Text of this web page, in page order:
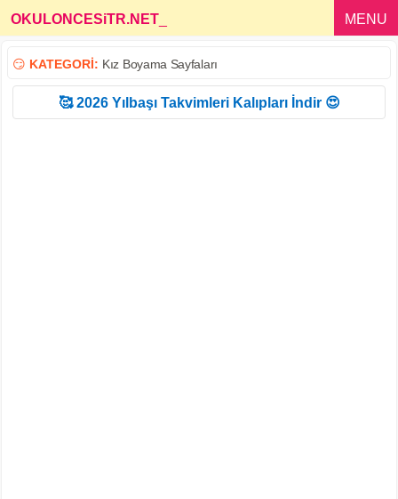
OKULONCESiTR.NET MENU
😏 KATEGORİ: Kız Boyama Sayfaları
🥰 2026 Yılbaşı Takvimleri Kalıpları İndir 😍